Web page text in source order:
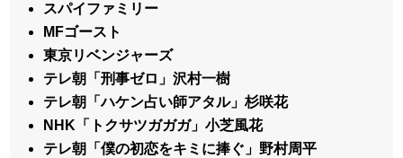
スパイファミリー
MFゴースト
東京リベンジャーズ
テレ朝「刑事ゼロ」沢村一樹
テレ朝「ハケン占い師アタル」杉咲花
NHK「トクサツガガガ」小芝風花
テレ朝「僕の初恋をキミに捧ぐ」野村周平